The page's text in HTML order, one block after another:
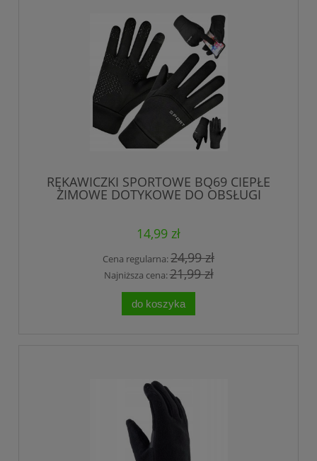
RĘKAWICZKI SPORTOWE BQ69 CIEPŁE
ZIMOWE DOTYKOWE DO OBSŁUGI
14,99 zł
Cena regularna:24,99 zł
Najniższa cena:21,99 zł
do koszyka